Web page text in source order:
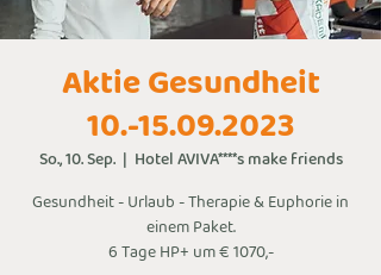
Aktie Gesundheit
10.-15.09.2023
So., 10. Sep.
  |
Hotel AVIVA****s make friends
Gesundheit - Urlaub - Therapie & Euphorie in
einem Paket.
6 Tage HP+ um € 1070,-